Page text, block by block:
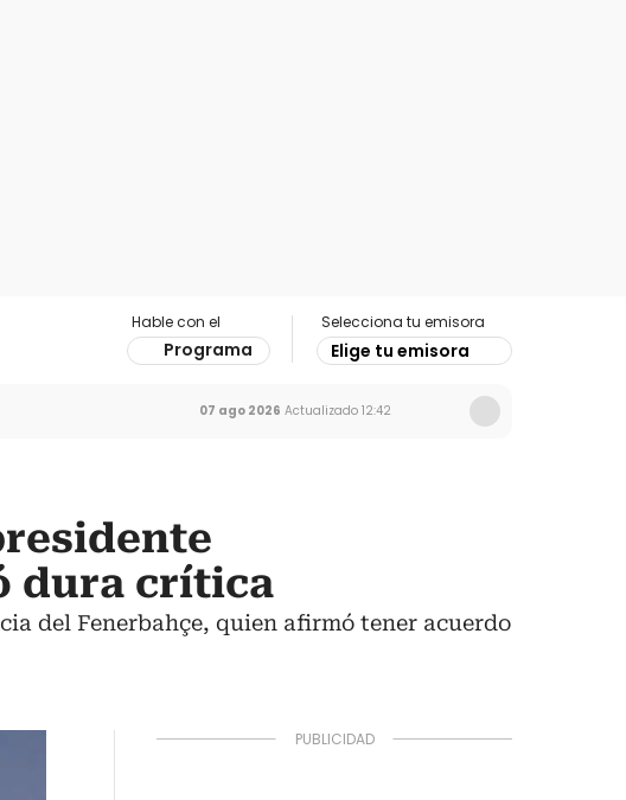
Hable con el
Programa
Selecciona tu emisora
Elige tu emisora
07 ago 2026 Actualizado 12:42
dura crítica
del Fenerbahçe, quien afirmó tener acuerdo